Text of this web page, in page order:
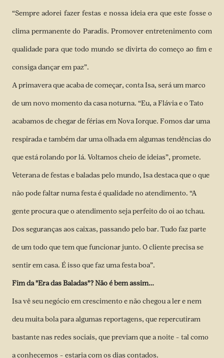
“Sempre adorei fazer festas e nossa ideia era que este fosse o
clima permanente do Paradis. Promover entretenimento com
qualidade para que todo mundo se divirta do começo ao fim e
consiga dançar em paz”.
A primavera que acaba de começar, conta Isa, será um marco
de um novo momento da casa noturna. “Eu, a Flávia e o Tato
acabamos de chegar de férias em Nova Iorque. Fomos dar uma
respirada e também dar uma olhada em algumas tendências do
que está rolando por lá. Voltamos cheio de ideias”, promete.
Veterana de festas e baladas pelo mundo, Isa destaca que o que
não pode faltar numa festa é qualidade no atendimento. “A
gente procura que o atendimento seja perfeito do oi ao tchau.
Dos seguranças aos caixas, passando pelo bar. Tudo faz parte
de um todo que tem que funcionar junto. O cliente precisa se
sentir em casa. É isso que faz uma festa boa”.
Fim da "Era das Baladas"? Não é bem assim…
Isa vê seu negócio em crescimento e não chegou a ler e nem
deu muita bola para algumas reportagens, que repercutiram
bastante nas redes sociais, que previam que a noite – tal como
a conhecemos – estaria com os dias contados.